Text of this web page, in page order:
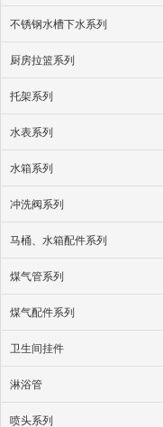
不锈钢水槽下水系列
厨房拉篮系列
托架系列
水表系列
水箱系列
冲洗阀系列
马桶、水箱配件系列
煤气管系列
煤气配件系列
卫生间挂件
淋浴管
喷头系列